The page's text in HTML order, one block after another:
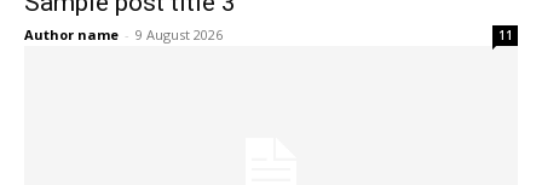
Author name - 9 August 2026 11